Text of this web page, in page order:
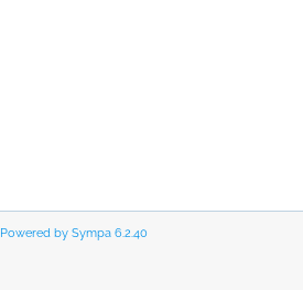
Powered by Sympa 6.2.40